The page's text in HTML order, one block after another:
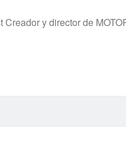
y director de